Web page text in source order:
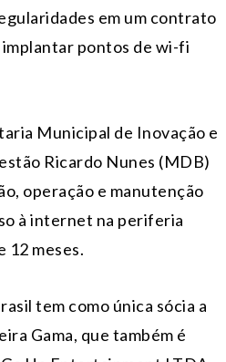
em um contrato
implantar pontos de wi-fi
Municipal de Inovação e
Ricardo Nunes (MDB)
operação e manutenção
à internet na periferia
12 meses.
tem como única sócia a
Gama, que também é